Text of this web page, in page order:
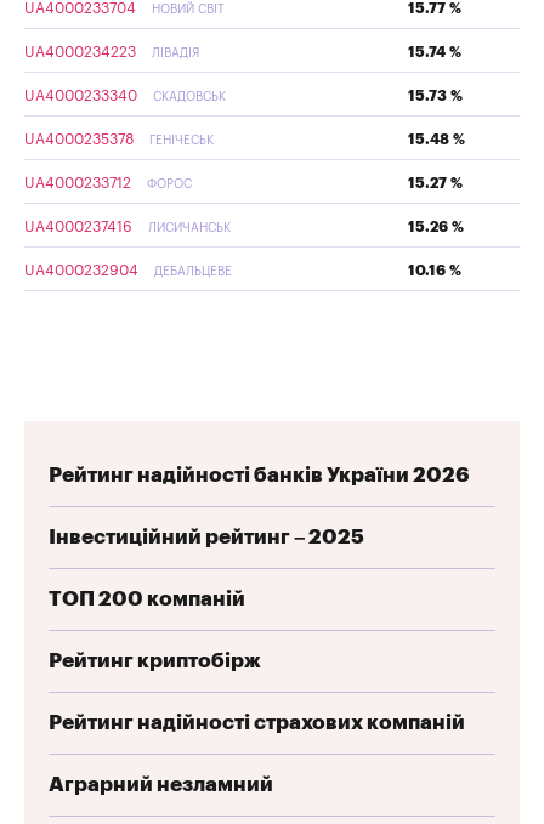
UA4000233704 НОВИЙ СВІТ 15.77 %
UA4000234223 ЛІВАДІЯ 15.74 %
UA4000233340 СКАДОВСЬК 15.73 %
UA4000235378 ГЕНІЧЕСЬК 15.48 %
UA4000233712 ФОРОС 15.27 %
UA4000237416 ЛИСИЧАНСЬК 15.26 %
UA4000232904 ДЕБАЛЬЦЕВЕ 10.16 %
Рейтинг надійності банків України 2026
Інвестиційний рейтинг – 2025
ТОП 200 компаній
Рейтинг криптобірж
Рейтинг надійності страхових компаній
Аграрний незламний